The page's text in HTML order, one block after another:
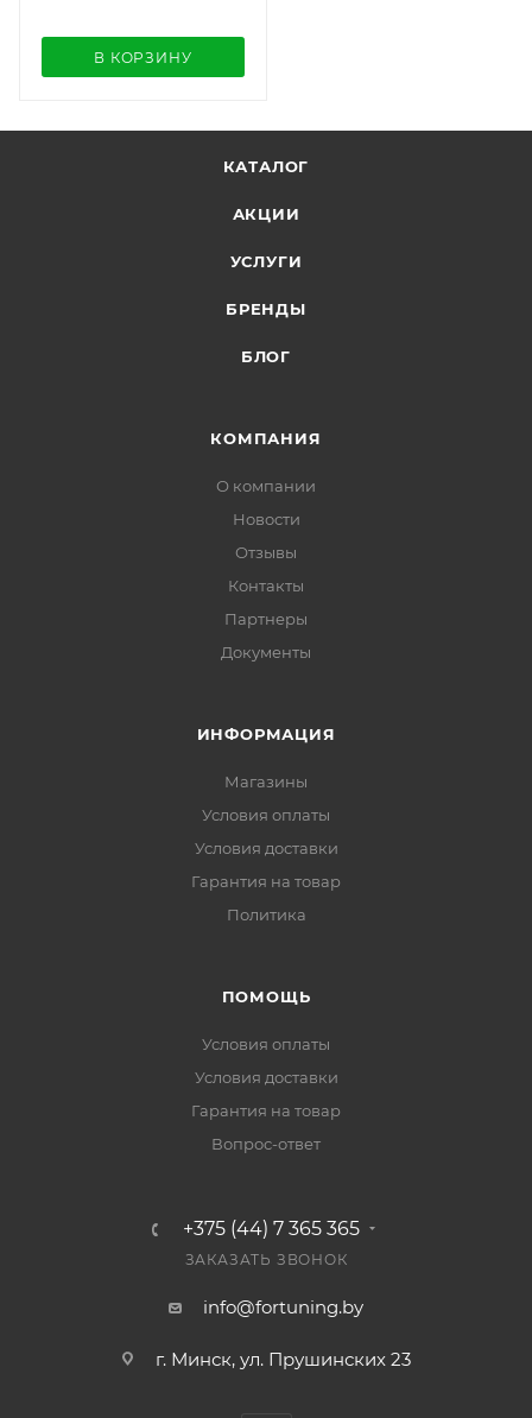
В КОРЗИНУ
КАТАЛОГ
АКЦИИ
УСЛУГИ
БРЕНДЫ
БЛОГ
КОМПАНИЯ
О компании
Новости
Отзывы
Контакты
Партнеры
Документы
ИНФОРМАЦИЯ
Магазины
Условия оплаты
Условия доставки
Гарантия на товар
Политика
ПОМОЩЬ
Условия оплаты
Условия доставки
Гарантия на товар
Вопрос-ответ
+375 (44) 7 365 365
ЗАКАЗАТЬ ЗВОНОК
info@fortuning.by
г. Минск, ул. Прушинских 23